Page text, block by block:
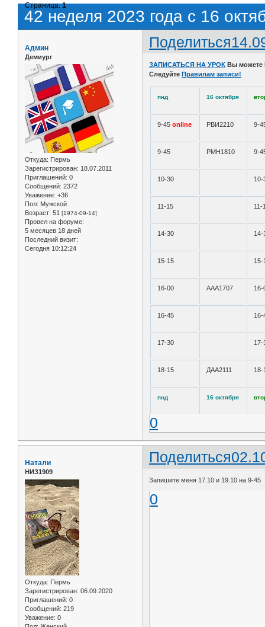
42 неделя 2023 года с 16
Страница:1
Поделиться
Админ
Демиург
Откуда: Пермь
Зарегистрирован: 18.07.2011
Приглашений: 0
Сообщений: 2372
Уважение: +36
Пол: Мужской
Возраст: 51 [1974-09-14]
Провел на форуме:
5 месяцев 18 дней
Последний визит:
Сегодня 10:12:24
ЗАПИСАТЬСЯ НА УРОК Вы
Следуйте Правилам записи!
пнд 16 октября
9-45online РВИ2210 9-
9-45 РМН1810 9-
10-30 10-
11-15 11-
14-30 14-
15-15 15-
16-00 ААА1707 16-
16-45 16-
17-30 17-
18-15 ДАА2111 18-
пнд 16 октября
0
Поделиться
Натали
НИЗ1909
Откуда: Пермь
Зарегистрирован: 06.09.2020
Приглашений: 0
Сообщений: 219
Уважение: 0
Запишите меня 17.10 и 19.10 на 9-45
0